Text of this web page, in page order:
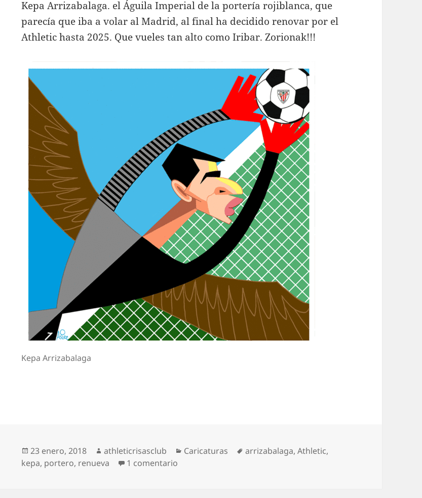
Kepa Arrizabalaga. el Águila Imperial de la portería rojiblanca, que
parecía que iba a volar al Madrid, al final ha decidido renovar por el
Athletic hasta 2025. Que vueles tan alto como Iribar. Zorionak!!!
Kepa Arrizabalaga
Publicado
el
23 enero, 2018 Autor
athleticrisasclub Categorías
Caricaturas Etiquetas
arrizabalaga,Athletic,
kepa, portero, renueva 1 comentario